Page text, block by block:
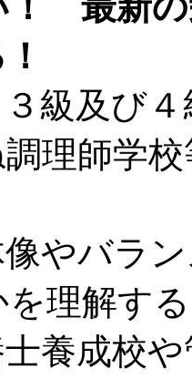
３級及び
調理師学
やバラ
理解す
養成校